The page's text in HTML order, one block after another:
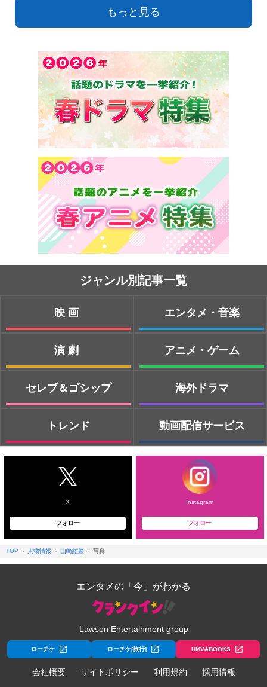
もっと見る
ジャンル別記事一覧
映画
演劇
セレブ＆ゴシップ
トレンド
エンタメ・音楽
アニメ・ゲーム
海外ドラマ
動画配信サービス
X
フォロー
Instagram
フォロー
TOP 人物情報 山崎紘菜 写真
エンタメの「今」がわかる
Lawson Entertainment group
ローチケ ローチケ[旅行] HMV&BOOKS
会社概要 サイトポリシー 利用規約 採用情報